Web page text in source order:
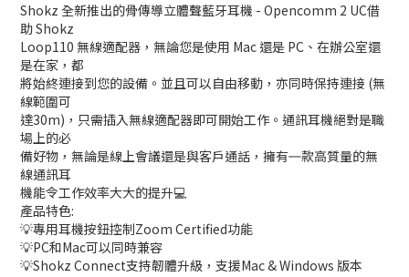
Shokz 全新推出的骨傳導立體聲藍牙耳機 - Opencomm 2 UC借
助 Shokz
Loop110 無線適配器，無論您是使用 Mac 還是 PC、在辦公室還
是在家，都
將始終連接到您的設備。並且可以自由移動，亦同時保持連接 (無
線範圍可
達30m)，只需插入無線適配器即可開始工作。通訊耳機絕對是職
場上的必
備好物，無論是線上會議還是與客戶通話，擁有㇐款高質量的無
線通訊耳
機能令工作效率大大的提升💻
產品特色:
💡專用耳機按鈕控制Zoom Certified功能
💡PC和Mac可以同時兼容
💡Shokz Connect支持韌體升級，支援Mac & Windows 版本